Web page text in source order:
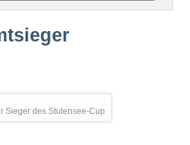
Sieger des Stutensee-Cup